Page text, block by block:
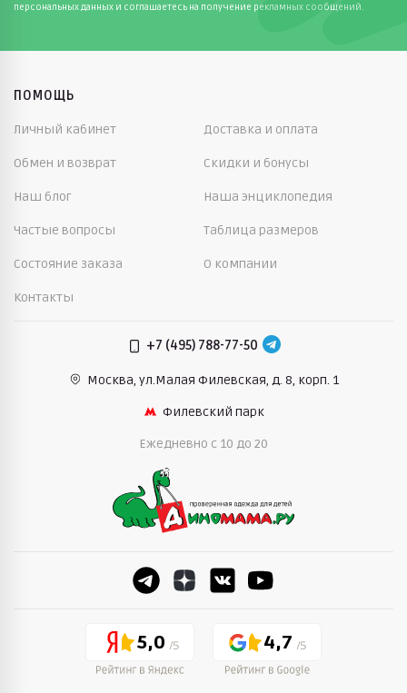
персональных данных и соглашаетесь на получение рекламных сообщений.
ПОМОЩЬ
Личный кабинет Доставка и оплата
Обмен и возврат Скидки и бонусы
Наш блог Наша энциклопедия
Частые вопросы Таблица размеров
Состояние заказа О компании
Контакты
+7 (495) 788-77-50
Москва, ул.Малая Филевская, д. 8, корп. 1
Филевский парк
Ежедневно c 10 до 20
5,0 4,7